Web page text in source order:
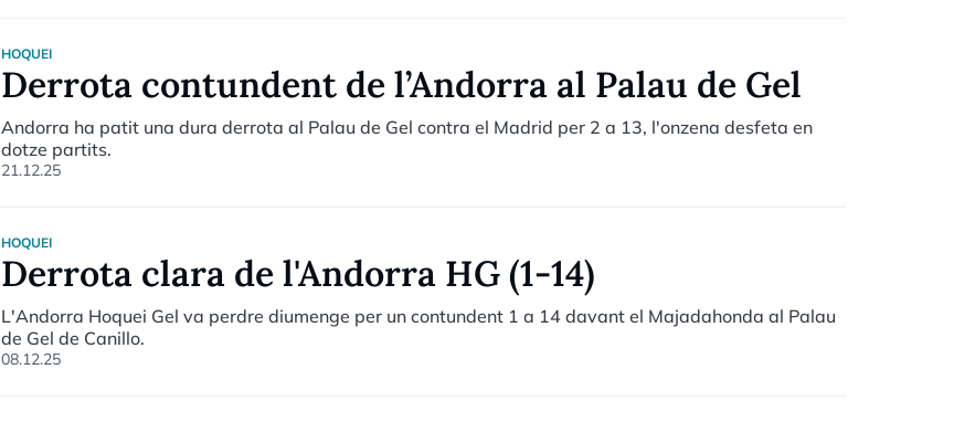
HOQUEI
Derrota contundent de l’Andorra al Palau de Gel
Andorra ha patit una dura derrota al Palau de Gel contra el Madrid per 2 a 13, l'onzena desfeta en
dotze partits.
21.12.25
HOQUEI
Derrota clara de l'Andorra HG (1-14)
L'Andorra Hoquei Gel va perdre diumenge per un contundent 1 a 14 davant el Majadahonda al Palau
de Gel de Canillo.
08.12.25